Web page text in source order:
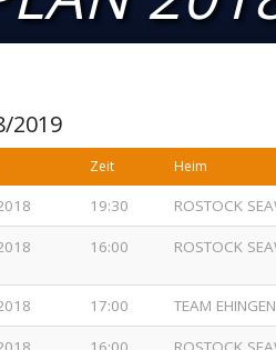
2019
Zeit Heim
19:30 ROSTOCK
16:00 ROSTOCK
17:00 TEAM